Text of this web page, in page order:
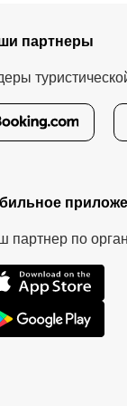
партнеры
партнер по